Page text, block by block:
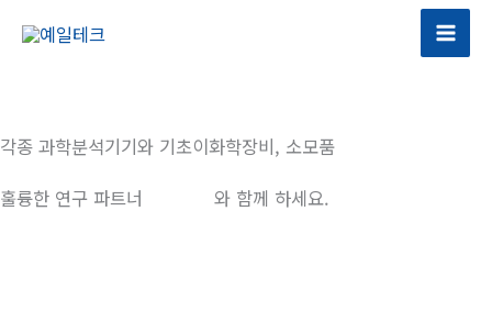
건
너
뛰
각종 과학분석기기와 기초이화학장비, 소모품
훌륭한 연구 파트너
와 함께 하세요.